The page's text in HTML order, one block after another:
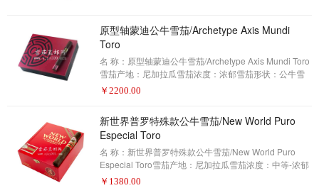
不同的雪茄制造商已经制造了不同的雪茄。由于
Espinosa能够以非常合理的成本为市场注入活力，精心
（雪茄是名单上的四种雪茄中的一种，零
原型轴蒙迪公牛雪茄/Archetype Axis Mundi
Toro
名 称：原型轴蒙迪公牛雪茄/Archetype Axis Mundi Toro
雪茄产地：尼加拉瓜雪茄浓度：浓郁雪茄形状：公牛雪
茄尺寸：6×52包装数量：20制作方式：手工描 述：雪茄
头放在一起，创造了你梦想中的雪茄——或者至少是你
潜意识里的雪茄。原型轴莫迪以重复的人物、符号或原
型的名字命名，以重现人们的梦想，这些东西出现在各
种文化的神话中。因此，雪茄的配方
￥ 2200.00
新世界普罗特殊款公牛雪茄/New World Puro
Especial Toro
名 称：新世界普罗特殊款公牛雪茄/New World Puro
Especial Toro雪茄产地：尼加拉瓜雪茄浓度：中等-浓郁
雪茄形状：公牛雪茄尺寸：6 1/2 x 52包装数量：20制作
￥ 1380.00